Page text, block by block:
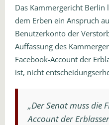
Das Kammergericht Berlin
dem Erben ein Anspruch
Benutzerkonto der
Auffassung des
Facebook-Account der
ist, nicht
„Der Senat muss die
Account der